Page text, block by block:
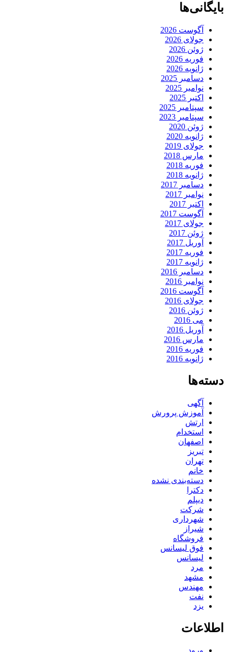
بایگانی‌ها
آگوست 2026
جولای 2026
ژوئن 2026
فوریه 2026
ژانویه 2026
دسامبر 2025
نوامبر 2025
اکتبر 2025
سپتامبر 2025
سپتامبر 2023
ژوئن 2020
ژانویه 2020
جولای 2019
مارس 2018
فوریه 2018
ژانویه 2018
دسامبر 2017
نوامبر 2017
اکتبر 2017
آگوست 2017
جولای 2017
ژوئن 2017
آوریل 2017
فوریه 2017
ژانویه 2017
دسامبر 2016
نوامبر 2016
آگوست 2016
جولای 2016
ژوئن 2016
می 2016
آوریل 2016
مارس 2016
فوریه 2016
ژانویه 2016
دسته‌ها
آگهی
آموزش پرورش
ارتش
استخدام
اصفهان
تبریز
تهران
خانم
دسته‌بندی نشده
دکترا
دیپلم
شرکت
شهرداری
شیراز
فروشگاه
فوق لیسانس
لیسانس
مرد
مشهد
مهندس
نفت
یزد
اطلاعات
ورود